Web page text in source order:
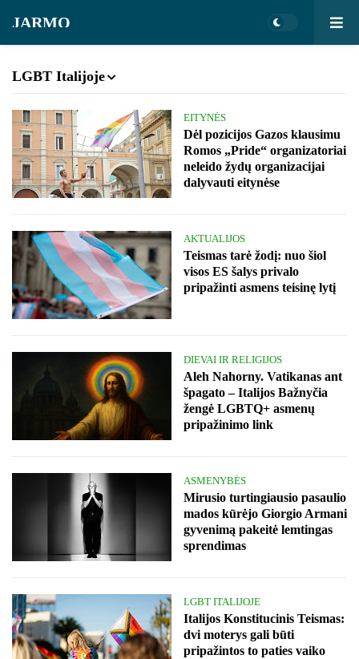
JARMO
LGBT Italijoje
EITYNĖS
Dėl pozicijos Gazos klausimu
Romos „Pride“ organizatoriai
neleido žydų organizacijai
dalyvauti eitynėse
AKTUALIJOS
Teismas tarė žodį: nuo šiol
visos ES šalys privalo
pripažinti asmens teisinę lytį
DIEVAI IR RELIGIJOS
Aleh Nahorny. Vatikanas ant
špagato – Italijos Bažnyčia
žengė LGBTQ+ asmenų
pripažinimo link
ASMENYBĖS
Mirusio turtingiausio pasaulio
mados kūrėjo Giorgio Armani
gyvenimą pakeitė lemtingas
sprendimas
LGBT ITALIJOJE
Italijos Konstitucinis Teismas:
dvi moterys gali būti
pripažintos to paties vaiko